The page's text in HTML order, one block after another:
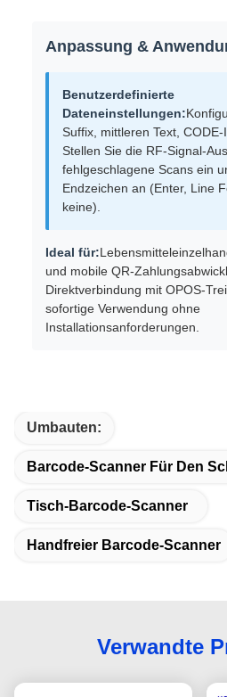
Anpassung &
Benutzerdefinierte
Dateneinstellungen:
Suffix, mittleren Text, CODE-
Stellen Sie die RF-Signal-
fehlgeschlagene Scans ein
Endzeichen an (Enter, Line
keine).
Ideal für:
und mobile QR-
Direktverbindung mit OPOS-
sofortige Verwendung ohne
Installationsanforderungen.
Umbauten:
Barcode-Scanner Für Den
Tisch-Barcode-Scanner
Handfreier Barcode-Scanner
Verwandte